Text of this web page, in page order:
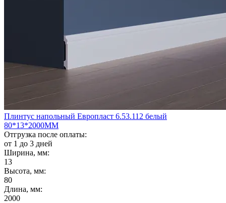
Плинтус напольный Европласт 6.53.112 белый
80*13*2000ММ
Отгрузка после оплаты:
от 1 до 3 дней
Ширина, мм:
13
Высота, мм:
80
Длина, мм:
2000